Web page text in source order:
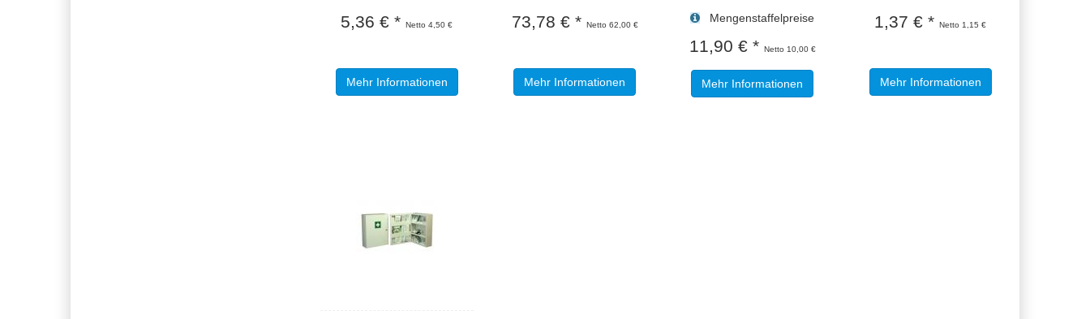
5,36 € *Netto 4,50 €
Mehr Informationen
73,78 € * Netto 62,00 €
Mehr Informationen
Mengenstaffelpreise
11,90 € * Netto 10,00 €
Mehr Informationen
1,37 € *Netto 1,15 €
Mehr Informationen